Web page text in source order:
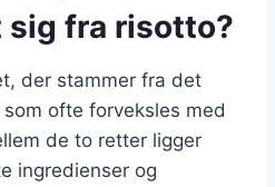
fra risotto?
der stammer fra det
ofte forveksles med
de to retter ligger
ingredienser og